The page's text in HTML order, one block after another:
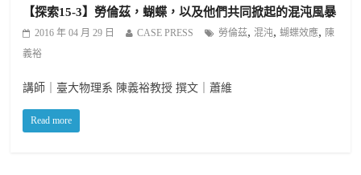
【探索15-3】勞倫茲，蝴蝶，以及他們共同掀起的混沌風暴
2016 年 04 月 29 日 CASE PRESS 勞倫茲, 混沌, 蝴蝶效應, 陳
義裕
講師｜臺大物理系 陳義裕教授 撰文｜蕭維
Read more